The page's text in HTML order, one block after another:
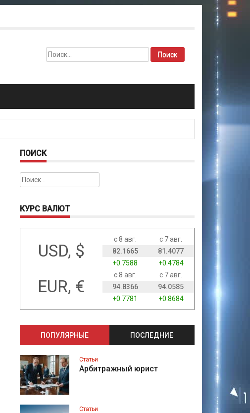
Найти:
ПОИСК
Найти:
КУРС ВАЛЮТ
USD, $
с 8 авг.
с 7 авг.
82.1665
81.4077
+0.7588
+0.4784
EUR, €
с 8 авг.
с 7 авг.
94.8366
94.0585
+0.7781
+0.8684
ПОПУЛЯРНЫЕ ПОСЛЕДНИЕ
Статьи
Арбитражный юрист
Статьи